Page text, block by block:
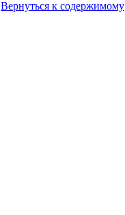
Вернуться к содержимому